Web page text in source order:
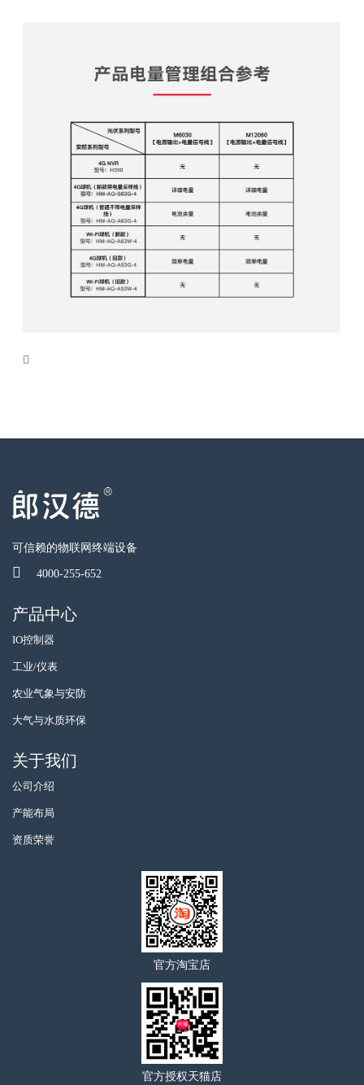
可信赖的物联网终端设备
4000-255-652
产品中心
IO控制器
工业/仪表
农业气象与安防
大气与水质环保
关于我们
公司介绍
产能布局
资质荣誉
官方淘宝店
官方授权天猫店